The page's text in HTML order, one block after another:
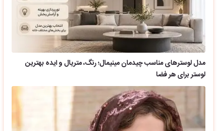
مدل لوسترهای مناسب چیدمان مینیمال؛ رنگ، متریال و ایده بهترین
لوستر برای هر فضا